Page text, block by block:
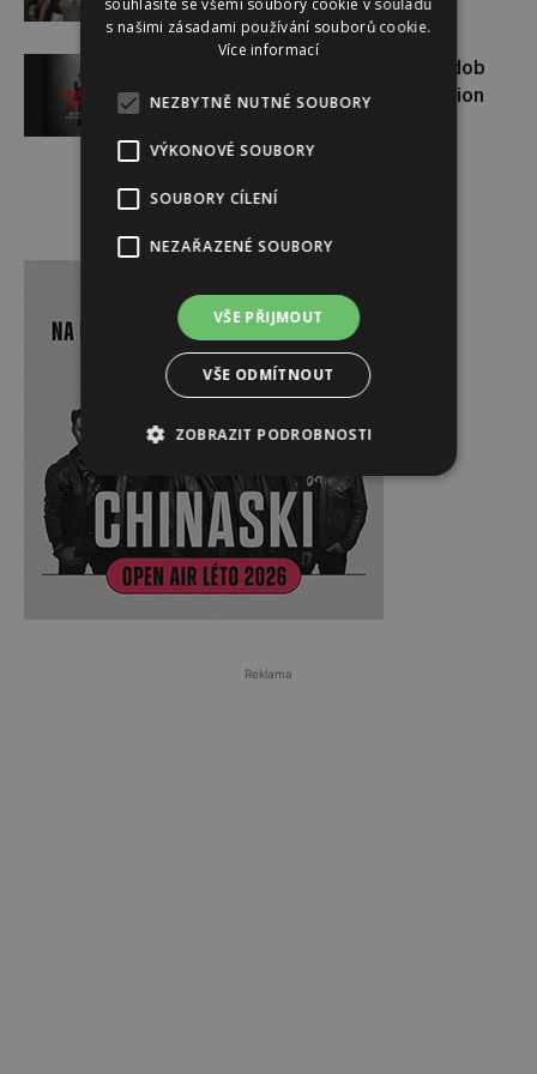
Nejzáhadnější výstava všech dob
Sherlock Holmes: The Exhibition
Reklama
Reklama
s našimi zásadami používání souborů cookie.
Více informací
NEZBYTNĚ NUTNÉ SOUBORY
VÝKONOVÉ SOUBORY
SOUBORY CÍLENÍ
NEZAŘAZENÉ SOUBORY
VŠE PŘIJMOUT
VŠE ODMÍTNOUT
ZOBRAZIT PODROBNOSTI